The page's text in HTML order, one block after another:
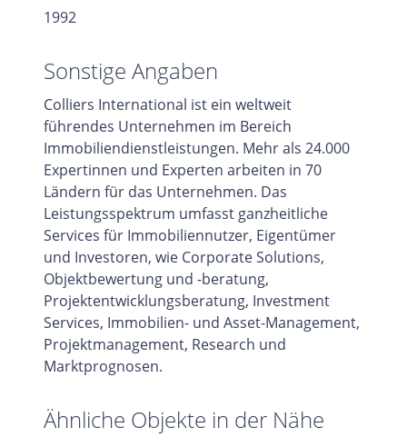
1992
Sonstige Angaben
Colliers International ist ein weltweit
führendes Unternehmen im Bereich
Immobiliendienstleistungen. Mehr als 24.000
Expertinnen und Experten arbeiten in 70
Ländern für das Unternehmen. Das
Leistungsspektrum umfasst ganzheitliche
Services für Immobiliennutzer, Eigentümer
und Investoren, wie Corporate Solutions,
Objektbewertung und -beratung,
Projektentwicklungsberatung, Investment
Services, Immobilien- und Asset-Management,
Projektmanagement, Research und
Marktprognosen.
Ähnliche Objekte in der Nähe